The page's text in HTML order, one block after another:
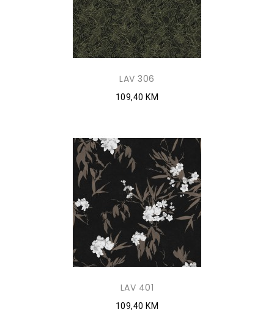
LAV 306
109,40 KM
LAV 401
109,40 KM